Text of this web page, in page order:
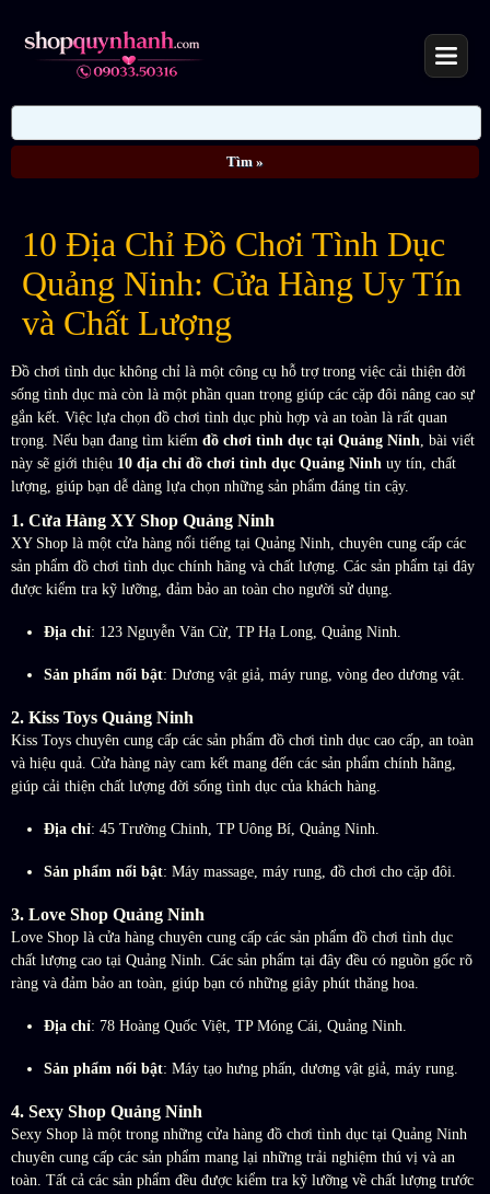
10 Địa Chỉ Đồ Chơi Tình Dục
Quảng Ninh: Cửa Hàng Uy Tín
và Chất Lượng
Đồ chơi tình dục không chỉ là một công cụ hỗ trợ trong việc cải thiện đời
sống tình dục mà còn là một phần quan trọng giúp các cặp đôi nâng cao sự
gắn kết. Việc lựa chọn đồ chơi tình dục phù hợp và an toàn là rất quan
trọng. Nếu bạn đang tìm kiếm đồ chơi tình dục tại Quảng Ninh, bài viết
này sẽ giới thiệu 10 địa chỉ đồ chơi tình dục Quảng Ninh uy tín, chất
lượng, giúp bạn dễ dàng lựa chọn những sản phẩm đáng tin cậy.
1. Cửa Hàng XY Shop Quảng Ninh
XY Shop là một cửa hàng nổi tiếng tại Quảng Ninh, chuyên cung cấp các
sản phẩm đồ chơi tình dục chính hãng và chất lượng. Các sản phẩm tại đây
được kiểm tra kỹ lưỡng, đảm bảo an toàn cho người sử dụng.
Địa chỉ: 123 Nguyễn Văn Cừ, TP Hạ Long, Quảng Ninh.
Sản phẩm nổi bật: Dương vật giả, máy rung, vòng đeo dương vật.
2. Kiss Toys Quảng Ninh
Kiss Toys chuyên cung cấp các sản phẩm đồ chơi tình dục cao cấp, an toàn
và hiệu quả. Cửa hàng này cam kết mang đến các sản phẩm chính hãng,
giúp cải thiện chất lượng đời sống tình dục của khách hàng.
Địa chỉ: 45 Trường Chinh, TP Uông Bí, Quảng Ninh.
Sản phẩm nổi bật: Máy massage, máy rung, đồ chơi cho cặp đôi.
3. Love Shop Quảng Ninh
Love Shop là cửa hàng chuyên cung cấp các sản phẩm đồ chơi tình dục
chất lượng cao tại Quảng Ninh. Các sản phẩm tại đây đều có nguồn gốc rõ
ràng và đảm bảo an toàn, giúp bạn có những giây phút thăng hoa.
Địa chỉ: 78 Hoàng Quốc Việt, TP Móng Cái, Quảng Ninh.
Sản phẩm nổi bật: Máy tạo hưng phấn, dương vật giả, máy rung.
4. Sexy Shop Quảng Ninh
Sexy Shop là một trong những cửa hàng đồ chơi tình dục tại Quảng Ninh
chuyên cung cấp các sản phẩm mang lại những trải nghiệm thú vị và an
toàn. Tất cả các sản phẩm đều được kiểm tra kỹ lưỡng về chất lượng trước